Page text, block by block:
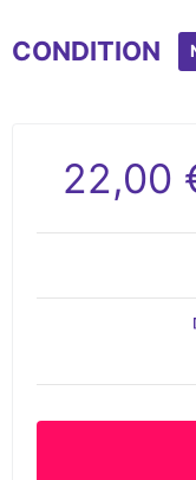
of
CONDITION
22,00